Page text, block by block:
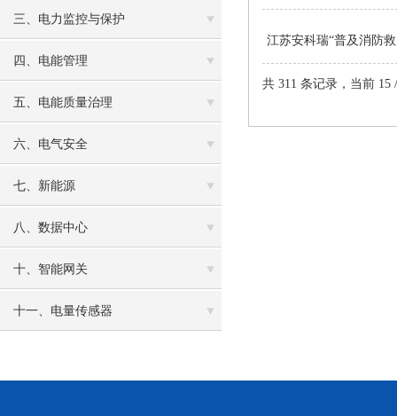
三、电力监控与保护
四、电能管理
五、电能质量治理
六、电气安全
七、新能源
八、数据中心
十、智能网关
十一、电量传感器
江苏安科瑞“普及消防
共 311 条记录，当前